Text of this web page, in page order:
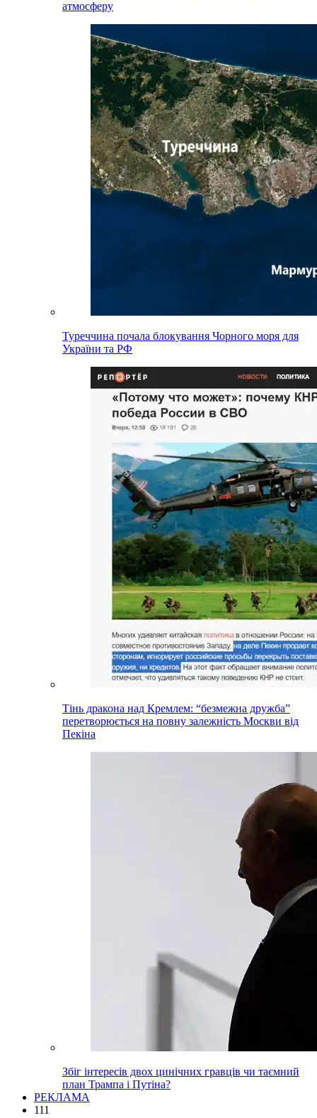
атмосферу
Туреччина почала блокування Чорного моря для
України та РФ
Тінь дракона над Кремлем: “безмежна дружба”
перетворюється на повну залежність Москви від
Пекіна
Збіг інтересів двох цинічних гравців чи таємний
план Трампа і Путіна?
РЕКЛАМА
111